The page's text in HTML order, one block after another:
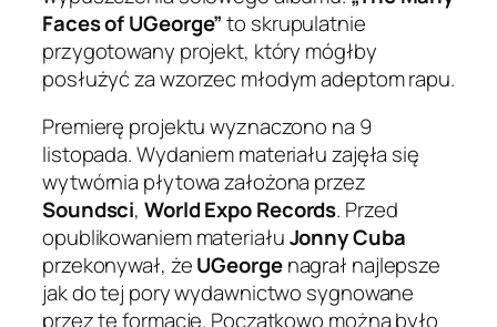
Faces of UGeorge”to skrupulatnie
przygotowany projekt, który mógłby
posłużyć za wzorzec młodym adeptom rapu.
Premierę projektu wyznaczono na 9
listopada. Wydaniem materiału zajęła się
wytwórnia płytowa założona przez
Soundsci,World Expo Records. Przed
opublikowaniem materiałuJonny Cuba
przekonywał, żeUGeorgenagrał najlepsze
jak do tej pory wydawnictwo sygnowane
przez tę formację. Początkowo można było